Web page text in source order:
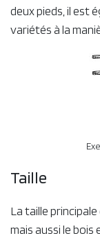
deux pieds, il est
variétés à la
Taille
La taille
mais aussi le